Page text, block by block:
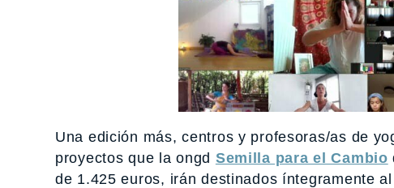
Una edición más, centros y profesoras/as de
proyectos que la ongd Semilla para el Cambio
de 1.425 euros, irán destinados íntegramente al